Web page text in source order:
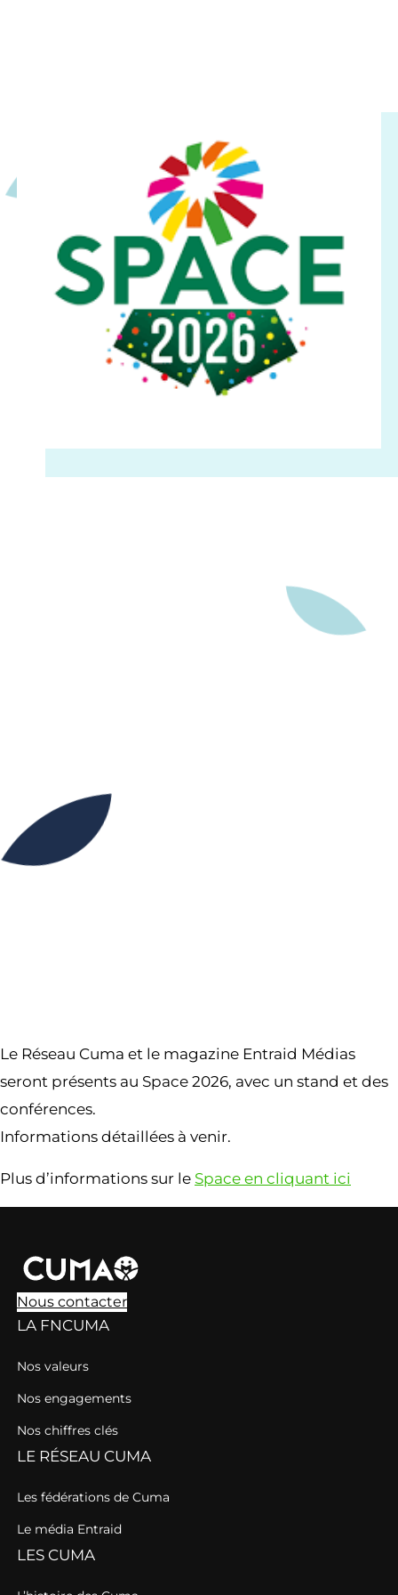
09H00
Partager l’événement
Le Réseau Cuma et le magazine Entraid Médias
seront présents au Space 2026, avec un stand et des
conférences.
Informations détaillées à venir.
Plus d’informations sur le Space en cliquant ici
Nous contacter
LA FNCUMA
Nos valeurs
Nos engagements
Nos chiffres clés
LE RÉSEAU CUMA
Les fédérations de Cuma
Le média Entraid
LES CUMA